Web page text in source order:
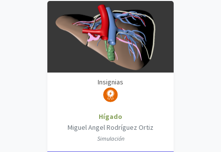
Insignias
Hígado
Miguel Angel Rodríguez Ortiz
Simulación